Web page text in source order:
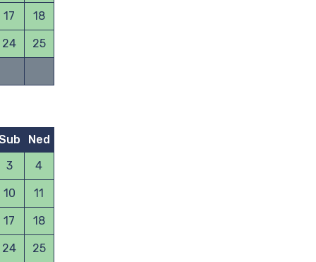
17 18
24 25
Ned
3
4
10 11
17 18
24 25